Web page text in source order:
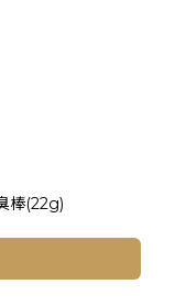
棒(22g)